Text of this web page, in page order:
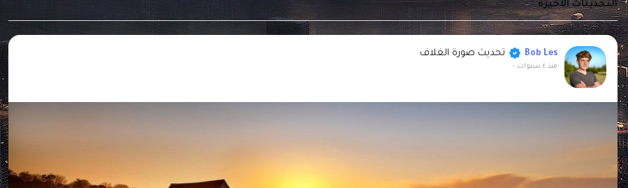
التحديثات الأخيرة
Bob Les تحديث صورة الغلاف
منذ ٤ سنوات -